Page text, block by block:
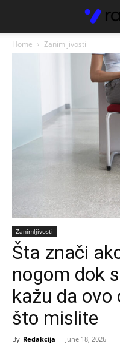
Home Zanimljivosti
Zanimljivosti
Šta znači
nogom dok
kažu da ovo
što mislite
By Redakcija - June 18, 2026